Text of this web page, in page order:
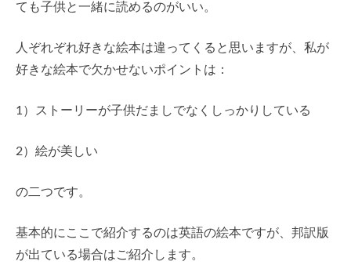
ても子供と一緒に読めるのがいい。
人ぞれぞれ好きな絵本は違ってくると思いますが、私が
好きな絵本で欠かせないポイントは：
1）ストーリーが子供だましでなくしっかりしている
2）絵が美しい
の二つです。
基本的にここで紹介するのは英語の絵本ですが、邦訳版
が出ている場合はご紹介します。